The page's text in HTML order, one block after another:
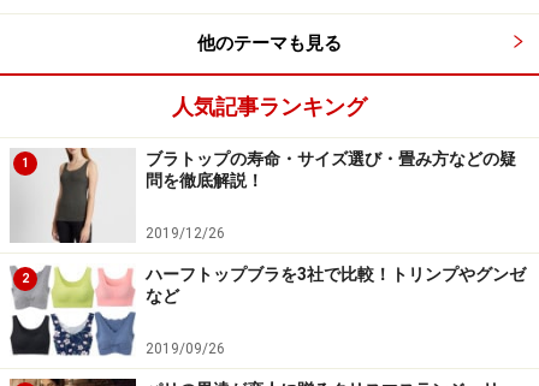
他のテーマも見る
人気記事ランキング
1
ブラトップの寿命・サイズ選び・畳み方などの疑
問を徹底解説！
2019/12/26
2
ハーフトップブラを3社で比較！トリンプやグンゼ
など
2019/09/26